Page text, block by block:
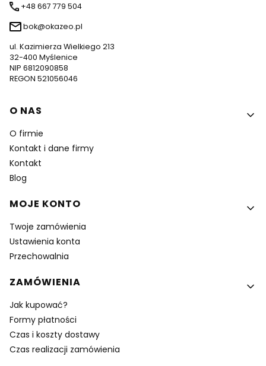
+48 667 779 504
bok@okazeo.pl
ul. Kazimierza Wielkiego 213
32-400 Myślenice
NIP 6812090858
REGON 521056046
Linki w stopce
O NAS
O firmie
Kontakt i dane firmy
Kontakt
Blog
MOJE KONTO
Twoje zamówienia
Ustawienia konta
Przechowalnia
ZAMÓWIENIA
Jak kupować?
Formy płatności
Czas i koszty dostawy
Czas realizacji zamówienia